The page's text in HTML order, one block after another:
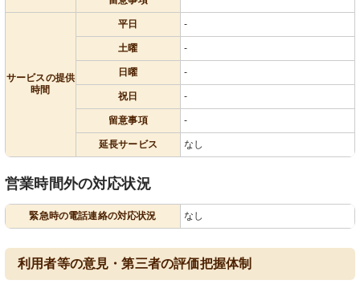
サービスの提供
時間
平日 -
土曜 -
日曜 -
祝日 -
留意事項 -
延長サービス なし
営業時間外の対応状況
緊急時の電話連絡の対応状況 なし
利用者等の意見・第三者の評価把握体制